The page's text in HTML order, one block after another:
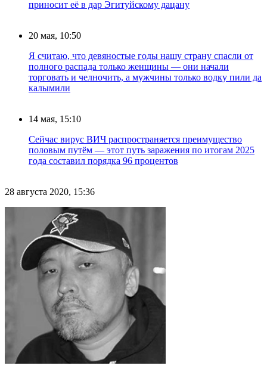
приносит её в дар Эгитуйскому дацану
20 мая, 10:50
Я считаю, что девяностые годы нашу страну спасли от
полного распада только женщины — они начали
торговать и челночить, а мужчины только водку пили да
калымили
14 мая, 15:10
Сейчас вирус ВИЧ распространяется преимущество
половым путём — этот путь заражения по итогам 2025
года составил порядка 96 процентов
28 августа 2020, 15:36